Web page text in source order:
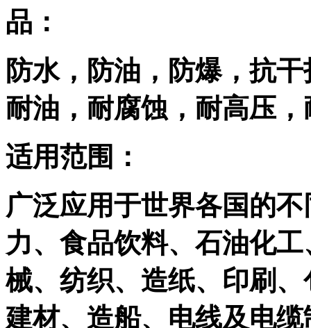
品：
防水，防油，防爆，抗
耐油，耐腐蚀，耐高压，
适用范围：
广泛应用于世界各国的
力、食品饮料、石油化
械、纺织、造纸、印刷
建材、造船、电线及电